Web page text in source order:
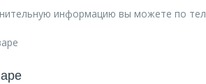
информацию вы можете по